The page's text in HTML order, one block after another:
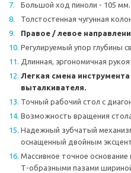
Большой ход пиноли - 105 мм.
Толстостенная чугунная
Правое / левое
Регулируемый упор глубины
Длинная, эргономичная
Легкая смена
выталкивателя.
Точный рабочий стол с
Возможность вращения стола
Надежный зубчатый
оснащенный двойным
Массивное точное
Т-образными пазами